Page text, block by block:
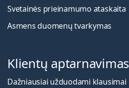
Svetainės prieinamumo ataskaita
Asmens duomenų tvarkymas
Klientų aptarnavimas
Dažniausiai užduodami klausimai